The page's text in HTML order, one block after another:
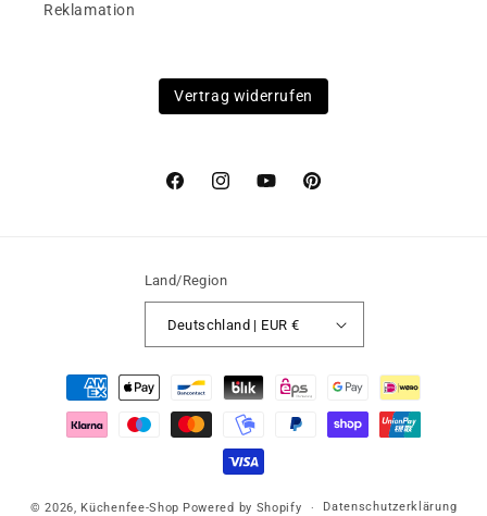
Reklamation
Vertrag widerrufen
FacebookInstagramYouTubePinterest
Land/Region
Deutschland | EUR €
Zahlungsmethoden
© 2026, Küchenfee-Shop Powered by Shopify Datenschutzerklärung